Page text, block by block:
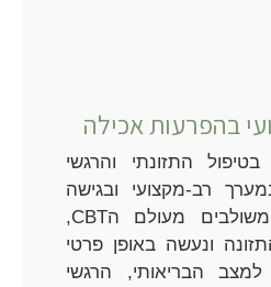
בהפרעות אכילה
התזונתי והרגשי
רב-מקצועי ובגישה
מערכתית. בכלים משולבים מעולם הCBT,
ונעשה באופן פרטי
הבריאותי, הרגשי